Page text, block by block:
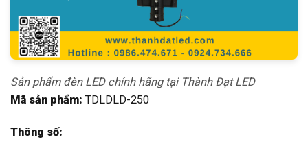
Sản phẩm đèn LED chính hãng tại Thành Đạt LED
Mã sản phẩm: TDLDLD-250
Thông số: